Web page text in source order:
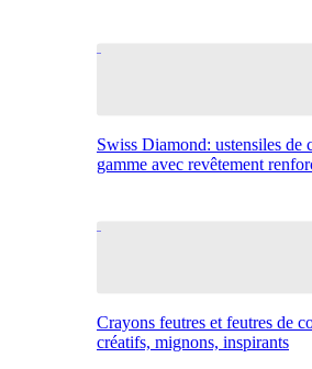
Swiss Diamond: ustensiles de
gamme avec revêtement
Crayons feutres et feutres de
créatifs, mignons, inspirants